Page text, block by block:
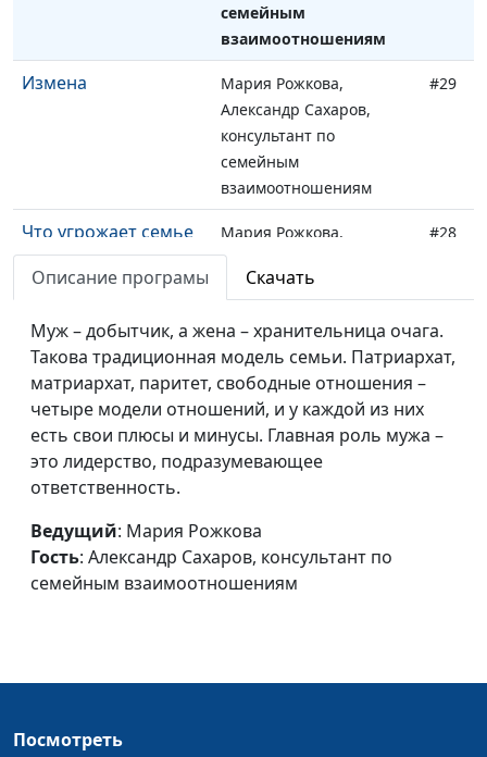
семейным
взаимоотношениям
Измена
Мария Рожкова,
Александр Сахаров,
консультант по
семейным
взаимоотношениям
#29
Что угрожает семье
?
Мария Рожкова,
Александр Сахаров,
консультант по
взаимоотношениям
#28
Счастливая семья
Мария Рожкова, Евгений
Екимов,
священнослужитель
Секс вне закона
Мария Рожкова, Евгений
священнослужитель
Принципы
Мария Рожкова, Евгений
Описание програмы Скачать
Муж – добытчик, а жена – хранительница очага.
Такова традиционная модель семьи. Патриархат,
матриархат, паритет, свободные отношения –
четыре модели отношений, и у каждой из них
есть свои плюсы и минусы. Главная роль мужа –
это лидерство, подразумевающее
ответственность.
Ведущий: Мария Рожкова
Гость: Александр Сахаров, консультант по
семейным взаимоотношениям
Посмотреть